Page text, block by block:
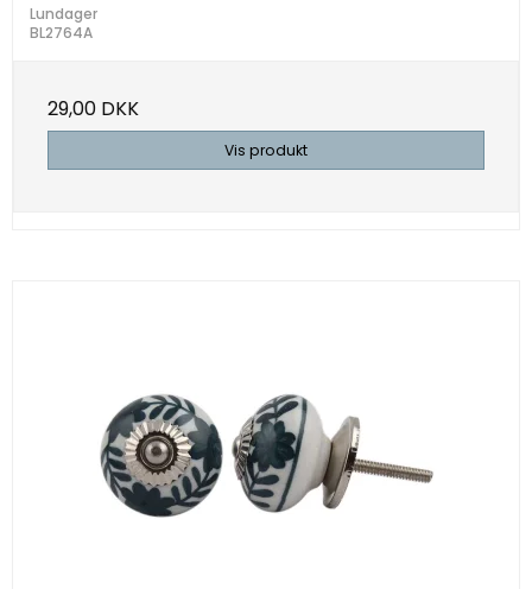
Lundager
BL2764A
29,00 DKK
Vis produkt